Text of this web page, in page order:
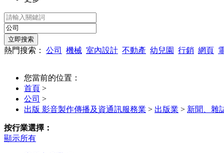
熱門搜索： 公司 機械 室內設計 不動產 幼兒園 行銷 網頁
您當前的位置：
首頁 >
公司 >
出版 影音製作傳播及資通訊服務業 > 出版業 > 新聞、雜
按行業選擇：
顯示所有